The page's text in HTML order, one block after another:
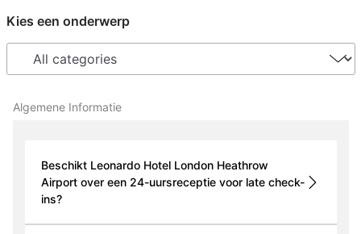
Kies een onderwerp
Algemene Informatie
Beschikt Leonardo Hotel London Heathrow
Airport over een 24-uursreceptie voor late check-
ins?